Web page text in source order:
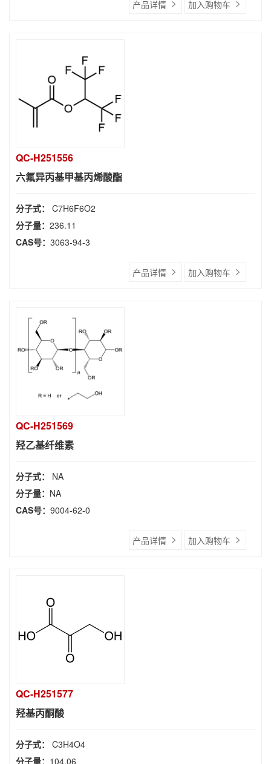
产品详情 加入购物车
QC-H251556
六氟异丙基甲基丙烯酸酯
分子式： C7H6F6O2
分子量： 236.11
CAS号： 3063-94-3
产品详情 加入购物车
QC-H251569
羟乙基纤维素
分子式： NA
分子量： NA
CAS号： 9004-62-0
产品详情 加入购物车
QC-H251577
羟基丙酮酸
分子式： C3H4O4
分子量： 104.06